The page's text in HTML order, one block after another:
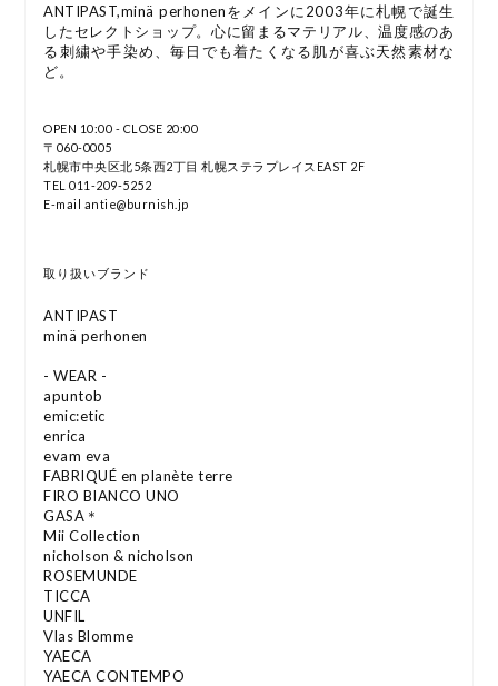
ANTIPAST,minä perhonenをメインに2003年に札幌で誕生
したセレクトショップ。心に留まるマテリアル、温度感のあ
る刺繍や手染め、毎日でも着たくなる肌が喜ぶ天然素材な
ど。
OPEN 10:00 - CLOSE 20:00
〒060-0005
札幌市中央区北5条西2丁目 札幌ステラプレイスEAST 2F
TEL 011-209-5252
E-mail antie@burnish.jp
取り扱いブランド
ANTIPAST
minä perhonen
- WEAR -
apuntob
emic:etic
enrica
evam eva
FABRIQUÉ en planète terre
FIRO BIANCO UNO
GASA＊
Mii Collection
nicholson & nicholson
ROSEMUNDE
TICCA
UNFIL
Vlas Blomme
YAECA
YAECA CONTEMPO